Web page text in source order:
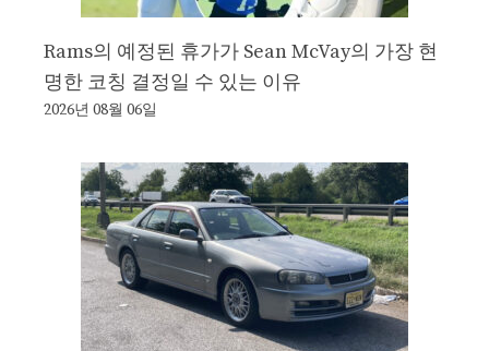
Rams의 예정된 휴가가 Sean McVay의 가장 현
명한 코칭 결정일 수 있는 이유
2026년 08월 06일